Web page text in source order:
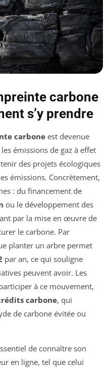
carbone
s’y prendre
carboneest devenue
émissions de gaz à effet
des projets écologiques
émissions. Concrètement,
: du financement de
ou le développement des
par la mise en œuvre de
le carbone. Par
planter un arbre permet
par an, ce qui souligne
peuvent avoir. Les
à ce mouvement,
carbone, qui
de carbone évitée ou
de connaître son
en ligne, tel que celui